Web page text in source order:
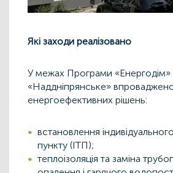
Які заходи реалізовано
У межах Програми
«Наддніпрянське»
енергоефективних рішень:
встановлення
пункту (ІТП);
теплоізоляція та заміна